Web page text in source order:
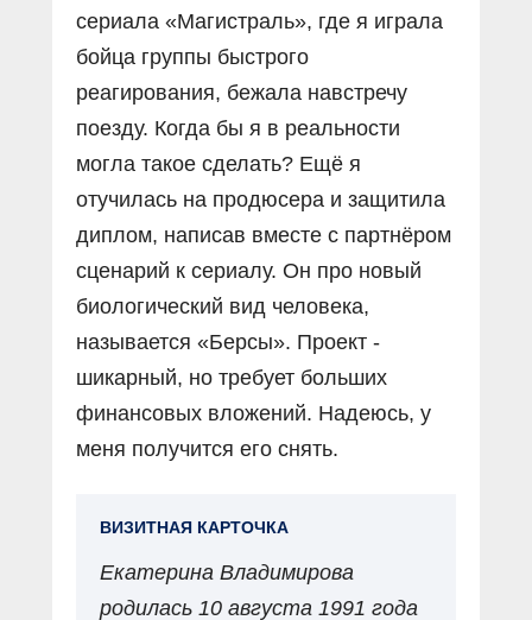
сериала «Магистраль», где я играла
бойца группы быстрого
реагирования, бежала навстречу
поезду. Когда бы я в реальности
могла такое сделать? Ещё я
отучилась на продюсера и защитила
диплом, написав вместе с партнёром
сценарий к сериалу. Он про новый
биологический вид человека,
называется «Берсы». Проект -
шикарный, но требует больших
финансовых вложений. Надеюсь, у
меня получится его снять.
ВИЗИТНАЯ КАРТОЧКА
Екатерина Владимирова
родилась 10 августа 1991 года